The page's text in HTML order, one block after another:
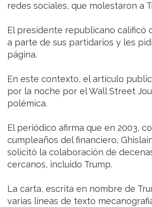
redes sociales, que molestaron a
El presidente republicano calificó
a parte de sus partidarios y les
página.
En este contexto, el artículo
por la noche por el Wall Street
polémica.
El periódico afirma que en 2003,
cumpleaños del financiero,
solicitó la colaboración de
cercanos, incluido Trump.
La carta, escrita en nombre de
varias líneas de texto